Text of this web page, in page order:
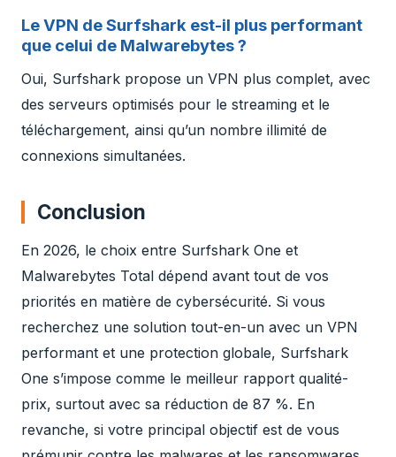
Le VPN de Surfshark est-il plus performant
que celui de Malwarebytes ?
Oui, Surfshark propose un VPN plus complet, avec
des serveurs optimisés pour le streaming et le
téléchargement, ainsi qu’un nombre illimité de
connexions simultanées.
Conclusion
En 2026, le choix entre Surfshark One et
Malwarebytes Total dépend avant tout de vos
priorités en matière de cybersécurité. Si vous
recherchez une solution tout-en-un avec un VPN
performant et une protection globale, Surfshark
One s’impose comme le meilleur rapport qualité-
prix, surtout avec sa réduction de 87 %. En
revanche, si votre principal objectif est de vous